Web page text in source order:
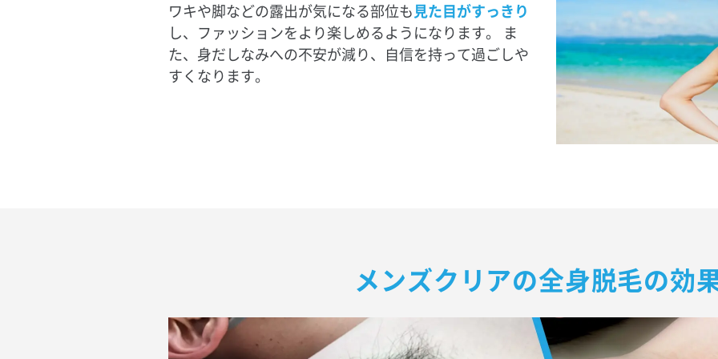
ワキや脚などの露出が気になる部位も見た目がすっきり
し、ファッションをより楽しめるようになります。 ま
た、身だしなみへの不安が減り、自信を持って過ごしや
すくなります。
メンズクリアの全身脱毛の効